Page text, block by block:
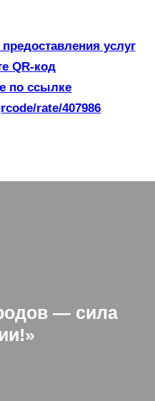
услуг
QR-код
по ссылке
rate/407986
— сила